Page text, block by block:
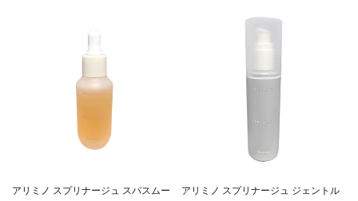
アリミノ スプリナージュ スパスムー
アリミノ スプリナージュ ジェントル